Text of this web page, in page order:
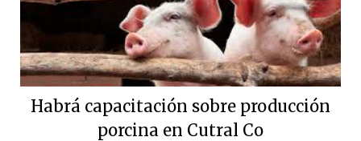
Habrá capacitación sobre producción
porcina en Cutral Co